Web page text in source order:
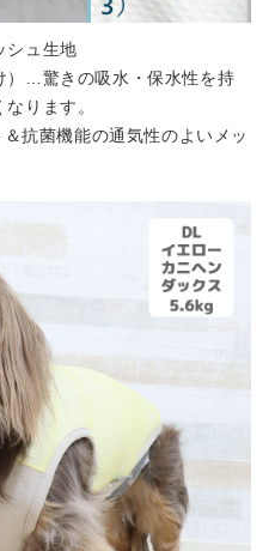
シュ生地
）…驚きの吸水・保水性を持
ります。
抗菌機能の通気性のよいメッ